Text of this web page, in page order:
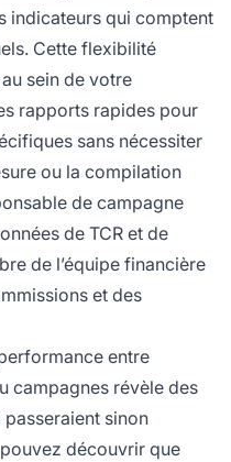
indicateurs qui comptent
Cette flexibilité
sein de votre
rapports rapides pour
sans nécessiter
ou la compilation
de campagne
de TCR et de
de l’équipe financière
et des
entre
campagnes révèle des
sinon
découvrir que